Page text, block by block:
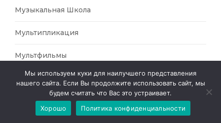
Музыкальная Школа
Мультипликация
Мультфильмы
Начальная Школа
Нейронавыки
Мы используем куки для наилучшего представления
нашего сайта. Если Вы продолжите использовать сайт, мы
будем считать что Вас это устраивает.
Хорошо
Политика конфиденциальности